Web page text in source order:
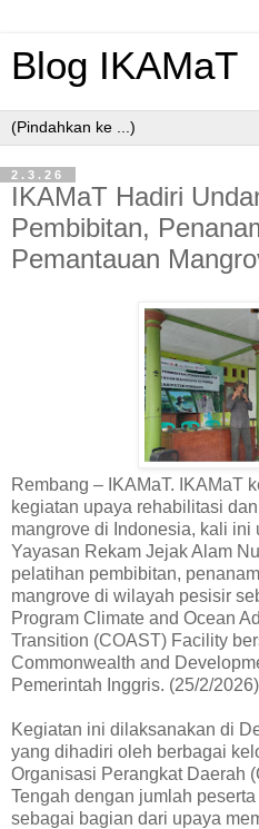
Blog IKAMaT
2.3.26
IKAMaT Hadiri
Pembibitan,
Pemantauan
Rembang – IKAMaT. IKAMaT
kegiatan upaya rehabilitasi
mangrove di Indonesia, kali ini
Yayasan Rekam Jejak Alam
pelatihan pembibitan,
mangrove di wilayah pesisir
Program Climate and Ocean
Transition (COAST) Facility
Commonwealth and
Pemerintah Inggris. (25/2/
Kegiatan ini dilaksanakan di
yang dihadiri oleh berbagai
Organisasi Perangkat Daerah
Tengah dengan jumlah
sebagai bagian dari upaya